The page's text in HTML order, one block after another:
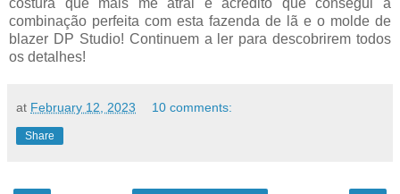
costura que mais me atrai e acredito que consegui a
combinação perfeita com esta fazenda de lã e o molde de
blazer DP Studio! Continuem a ler para descobrirem todos
os detalhes!
at February 12, 2023 10 comments:
Share